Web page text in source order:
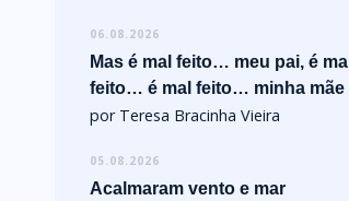
06.08.2026
Mas é mal feito… meu pai, é mal
feito… é mal feito… minha mãe
por Teresa Bracinha Vieira
05.08.2026
Acalmaram vento e mar